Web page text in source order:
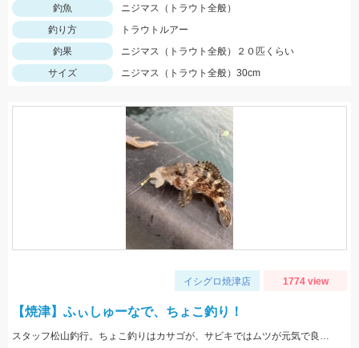
釣魚
ニジマス（トラウト全般）
釣り方
トラウトルアー
釣果
ニジマス（トラウト全般）２０匹くらい
サイズ
ニジマス（トラウト全般）30cm
イシグロ焼津店 1774 view
【焼津】ふぃしゅーなで、ちょこ釣り！
スタッフ松山釣行。ちょこ釣りはカサゴが、サビキではムツが元気で良く釣れました。全てリリースしました。